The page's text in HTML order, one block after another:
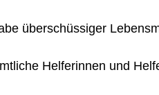
überschüssiger
Helferinnen und